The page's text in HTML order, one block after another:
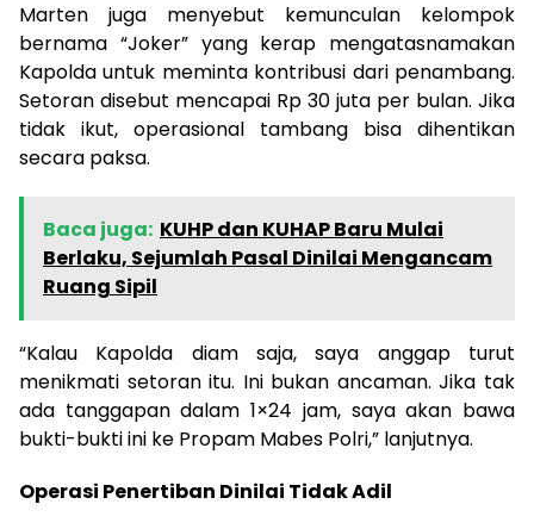
Marten juga menyebut kemunculan kelompok
bernama “Joker” yang kerap mengatasnamakan
Kapolda untuk meminta kontribusi dari penambang.
Setoran disebut mencapai Rp 30 juta per bulan. Jika
tidak ikut, operasional tambang bisa dihentikan
secara paksa.
Baca juga: KUHP dan KUHAP Baru Mulai
Berlaku, Sejumlah Pasal Dinilai Mengancam
Ruang Sipil
“Kalau Kapolda diam saja, saya anggap turut
menikmati setoran itu. Ini bukan ancaman. Jika tak
ada tanggapan dalam 1×24 jam, saya akan bawa
bukti-bukti ini ke Propam Mabes Polri,” lanjutnya.
Operasi Penertiban Dinilai Tidak Adil